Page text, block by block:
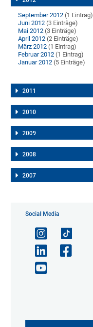
September 2012 (1 Eintrag)
Juni 2012 (3 Einträge)
Mai 2012 (3 Einträge)
April 2012 (2 Einträge)
März 2012 (1 Eintrag)
Februar 2012 (1 Eintrag)
Januar 2012 (5 Einträge)
2011
2010
2009
2008
2007
Social Media